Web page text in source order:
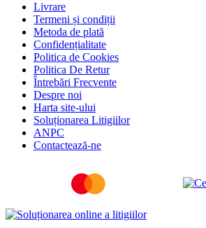
Livrare
Termeni și condiții
Metoda de plată
Confidențialitate
Politica de Cookies
Politica De Retur
Întrebări Frecvente
Despre noi
Harta site-ului
Soluționarea Litigiilor
ANPC
Contactează-ne